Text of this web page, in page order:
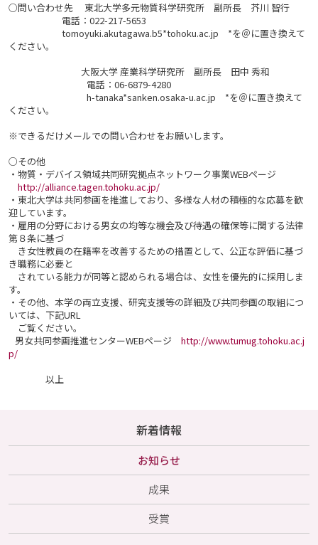
○問い合わせ先 東北大学多元物質科学研究所 副所長 芥川 智行
電話：022-217-5653
tomoyuki.akutagawa.b5*tohoku.ac.jp *を＠に置き換えて
ください。
大阪大学 産業科学研究所 副所長 田中 秀和
電話：06-6879-4280
h-tanaka*sanken.osaka-u.ac.jp *を＠に置き換えて
ください。
※できるだけメールでの問い合わせをお願いします。
○その他
・物質・デバイス領域共同研究拠点ネットワーク事業WEBページ
http://alliance.tagen.tohoku.ac.jp/
・東北大学は共同参画を推進しており、多様な人材の積極的な応募を歓
迎しています。
・雇用の分野における男女の均等な機会及び待遇の確保等に関する法律
第８条に基づ
き女性教員の在籍率を改善するための措置として、公正な評価に基づ
き職務に必要と
されている能力が同等と認められる場合は、女性を優先的に採用しま
す。
・その他、本学の両立支援、研究支援等の詳細及び共同参画の取組につ
いては、下記URL
ご覧ください。
男女共同参画推進センターWEBページ http://www.tumug.tohoku.ac.j
p/
以上
新着情報
お知らせ
成果
受賞